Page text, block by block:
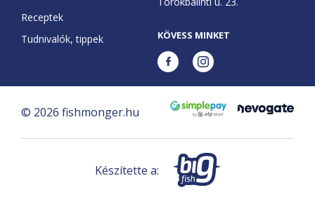
Culinaris
Receptek
Tudnivalók, tippek
KÖVESS MINKET
© 2026 fishmonger.hu
Készítette a: